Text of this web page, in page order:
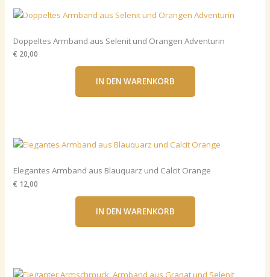
Doppeltes Armband aus Selenit und Orangen Adventurin
€ 20,00
IN DEN WARENKORB
Elegantes Armband aus Blauquarz und Calcit Orange
€ 12,00
IN DEN WARENKORB